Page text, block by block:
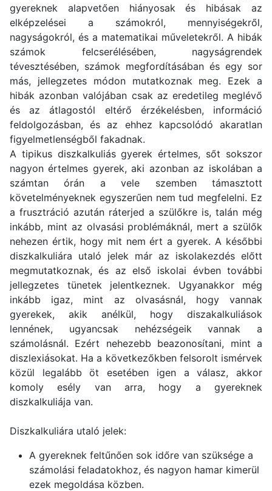
gyereknek alapvetően hiányosak és hibásak az
elképzelései a számokról, mennyiségekről,
nagyságokról, és a matematikai műveletekről. A hibák
számok felcserélésében, nagyságrendek
tévesztésében, számok megfordításában és egy sor
más, jellegzetes módon mutatkoznak meg. Ezek a
hibák azonban valójában csak az eredetileg meglévő
és az átlagostól eltérő érzékelésben, információ
feldolgozásban, és az ehhez kapcsolódó akaratlan
figyelmetlenségből fakadnak.
A tipikus diszkalkuliás gyerek értelmes, sőt sokszor
nagyon értelmes gyerek, aki azonban az iskolában a
számtan órán a vele szemben támasztott
követelményeknek egyszerűen nem tud megfelelni. Ez
a frusztráció azután ráterjed a szülőkre is, talán még
inkább, mint az olvasási problémáknál, mert a szülők
nehezen értik, hogy mit nem ért a gyerek. A későbbi
diszkalkuliára utaló jelek már az iskolakezdés előtt
megmutatkoznak, és az első iskolai évben további
jellegzetes tünetek jelentkeznek. Ugyanakkor még
inkább igaz, mint az olvasásnál, hogy vannak
gyerekek, akik anélkül, hogy diszakalkuliások
lennének, ugyancsak nehézségeik vannak a
számolásnál. Ezért nehezebb beazonosítani, mint a
diszlexiásokat. Ha a következőkben felsorolt ismérvek
közül legalább öt esetében igen a válasz, akkor
komoly esély van arra, hogy a gyereknek
diszkalkuliája van.
Diszkalkuliára utaló jelek:
A gyereknek feltűnően sok időre van szüksége a
számolási feladatokhoz, és nagyon hamar kimerül
ezek megoldása közben.